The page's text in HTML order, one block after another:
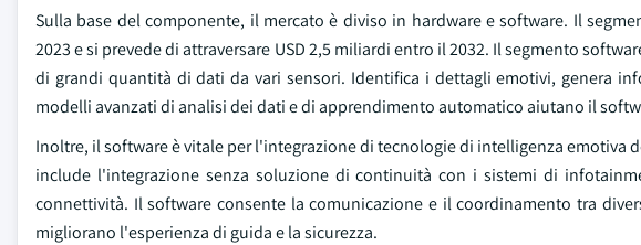
Sulla base del componente, il mercato è diviso in hardware e software. Il
2023 e si prevede di attraversare USD 2,5 miliardi entro il 2032. Il segmento
di grandi quantità di dati da vari sensori. Identifica i dettagli emotivi, genera
modelli avanzati di analisi dei dati e di apprendimento automatico aiutano il
Inoltre, il software è vitale per l'integrazione di tecnologie di intelligenza emotiva
include l'integrazione senza soluzione di continuità con i sistemi di
connettività. Il software consente la comunicazione e il coordinamento tra
migliorano l'esperienza di guida e la sicurezza.